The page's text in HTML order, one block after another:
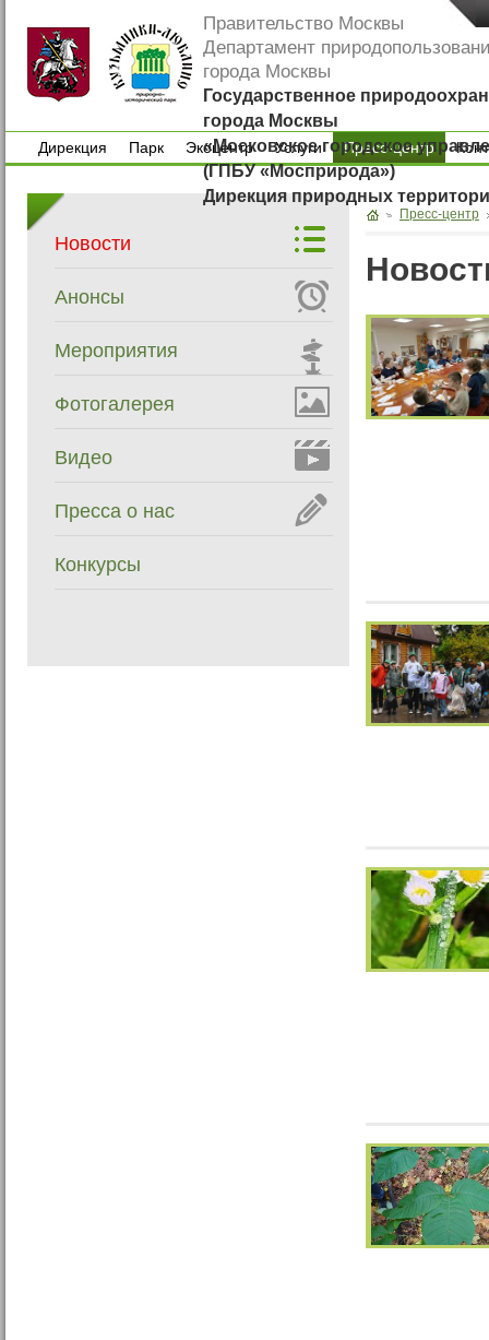
Правительство Москвы
Департамент
города Москвы
Государственное
города Москвы
«Московское городское
(ГПБУ «Мосприрода»)
Дирекция природных
Дирекция
Парк
Экоцентр
Экоцентр
Услуги
Услуги
Пресс-центр
Новости
Анонсы
Мероприятия
Фотогалерея
Видео
Пресса о нас
Конкурсы
Пресс-центр